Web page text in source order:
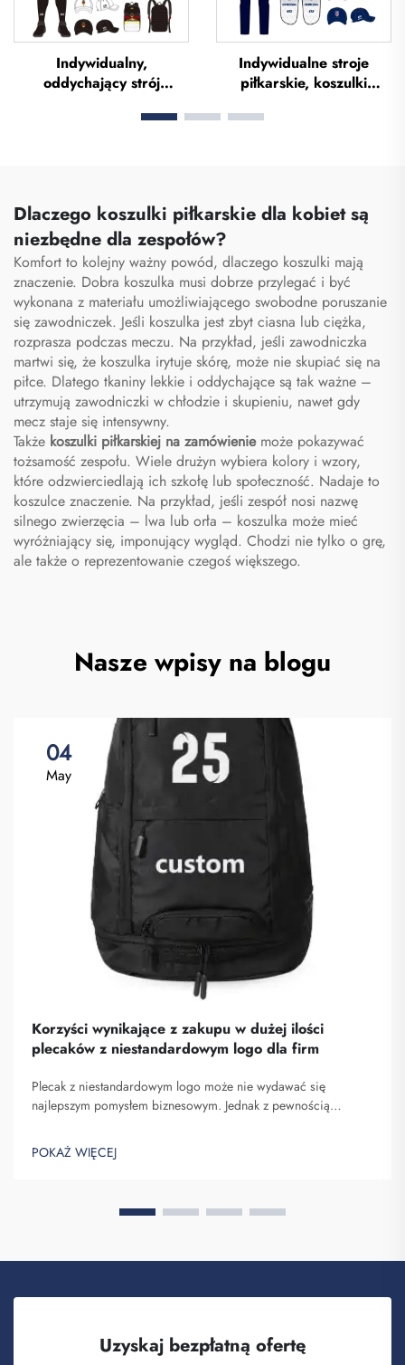
Indywidualny,
oddychający strój
uniform piłkarski,
sublimacyjne koszulki
piłkarskie
Indywidualne stroje
piłkarskie, koszulki
jednolitych dla Tajlandii,
piłkarskie, stroje
piłkarskie
Dlaczego koszulki piłkarskie dla kobiet są
niezbędne dla zespołów?
Komfort to kolejny ważny powód, dlaczego koszulki mają
znaczenie. Dobra koszulka musi dobrze przylegać i być
wykonana z materiału umożliwiającego swobodne poruszanie
się zawodniczek. Jeśli koszulka jest zbyt ciasna lub ciężka,
rozprasza podczas meczu. Na przykład, jeśli zawodniczka
martwi się, że koszulka irytuje skórę, może nie skupiać się na
piłce. Dlatego tkaniny lekkie i oddychające są tak ważne –
utrzymują zawodniczki w chłodzie i skupieniu, nawet gdy
mecz staje się intensywny.
Także koszulki piłkarskiej na zamówienie może pokazywać
tożsamość zespołu. Wiele drużyn wybiera kolory i wzory,
które odzwierciedlają ich szkołę lub społeczność. Nadaje to
koszulce znaczenie. Na przykład, jeśli zespół nosi nazwę
silnego zwierzęcia – lwa lub orła – koszulka może mieć
wyróżniający się, imponujący wygląd. Chodzi nie tylko o grę,
ale także o reprezentowanie czegoś większego.
Nasze wpisy na blogu
04
May
Korzyści wynikające z zakupu w dużej ilości
plecaków z niestandardowym logo dla firm
Plecak z niestandardowym logo może nie wydawać się
najlepszym pomysłem biznesowym. Jednak z pewnością
Saipulang Trading to firma, która realizuje masowe zamówienia
takich plecaków w celu budowania świadomości marki. Wiesz,
POKAŻ WIĘCEJ
Uzyskaj bezpłatną ofertę